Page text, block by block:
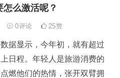
么激活呢？
0评论 25赞
据显示，今年初，就有超过
日程。年轻人是旅游消费的
燃他们的热情，张开双臂拥